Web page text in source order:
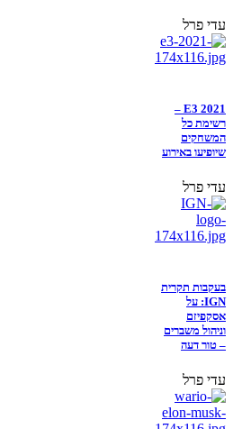
עדי פרל
E3 2021 –
רשימת כל
המשחקים
שיופיעו באירוע
עדי פרל
בעקבות תקרית
IGN: על
אסקפיזם
וניהול משברים
– טור דעה
עדי פרל